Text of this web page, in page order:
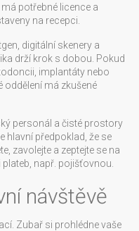
potřebné licence a
na recepci.
digitální skenery a
drží krok s dobou. Pokud
implantáty nebo
oddělení má zkušené
personál a čisté prostory
hlavní předpoklad, že se
zavolejte a zeptejte se na
např. pojišťovnou.
návštěvě
Zubař si prohlédne vaše